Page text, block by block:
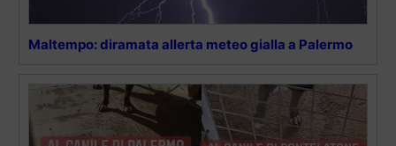
Maltempo: diramata allerta meteo gialla a Palermo